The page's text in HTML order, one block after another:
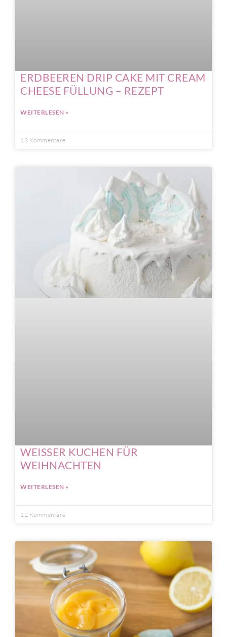
ERDBEEREN DRIP CAKE MIT CREAM
CHEESE FÜLLUNG – REZEPT
WEITERLESEN »
13 Kommentare
WEISSER KUCHEN FÜR
WEIHNACHTEN
WEITERLESEN »
12 Kommentare